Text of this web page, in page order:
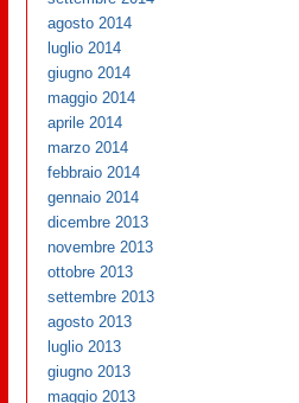
agosto 2014
luglio 2014
giugno 2014
maggio 2014
aprile 2014
marzo 2014
febbraio 2014
gennaio 2014
dicembre 2013
novembre 2013
ottobre 2013
settembre 2013
agosto 2013
luglio 2013
giugno 2013
maggio 2013